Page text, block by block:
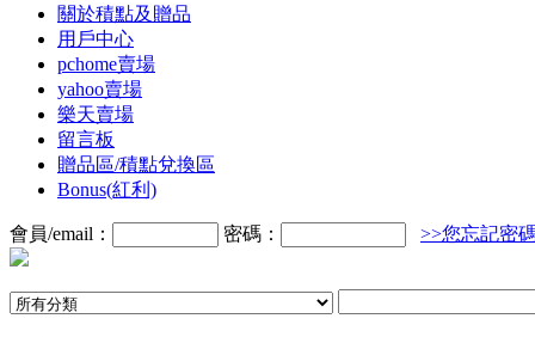
關於積點及贈品
用戶中心
pchome賣場
yahoo賣場
樂天賣場
留言板
贈品區/積點兌換區
Bonus(紅利)
會員/email： 密碼： >>您忘記密